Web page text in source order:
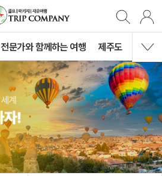
전문가와 함께하는 여행 제주도 국내